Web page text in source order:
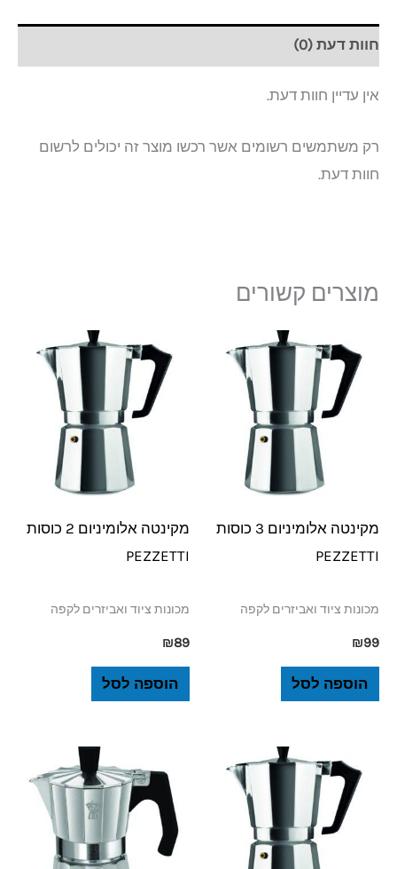
חוות דעת (0)
אין עדיין חוות דעת.
רק משתמשים רשומים אשר רכשו מוצר זה יכולים לרשום
חוות דעת.
מוצרים קשורים
מקינטה אלומיניום 3 כוסות
PEZZETTI
מכונות ציוד ואביזרים לקפה
₪99
הוספה לסל
מקינטה אלומיניום 2 כוסות
PEZZETTI
מכונות ציוד ואביזרים לקפה
₪89
הוספה לסל